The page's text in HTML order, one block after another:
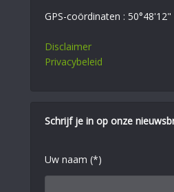
GPS-coördinaten :
Disclaimer
Privacybeleid
Schrijf je in op onze
Uw naam (*)